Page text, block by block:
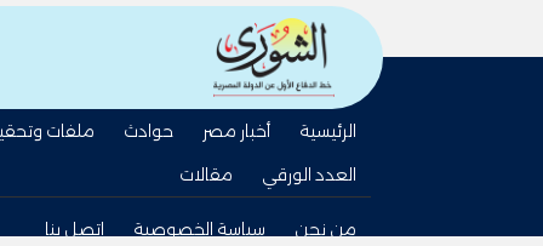
الرئيسية أخبار مصر حوادث
ملفات
العدد الورقي
مقالات
من نحن سياسة الخصوصية اتصل بنا